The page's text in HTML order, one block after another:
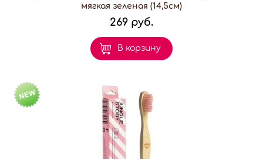
мягкая зеленая (14,5см)
269 руб.
В корзину